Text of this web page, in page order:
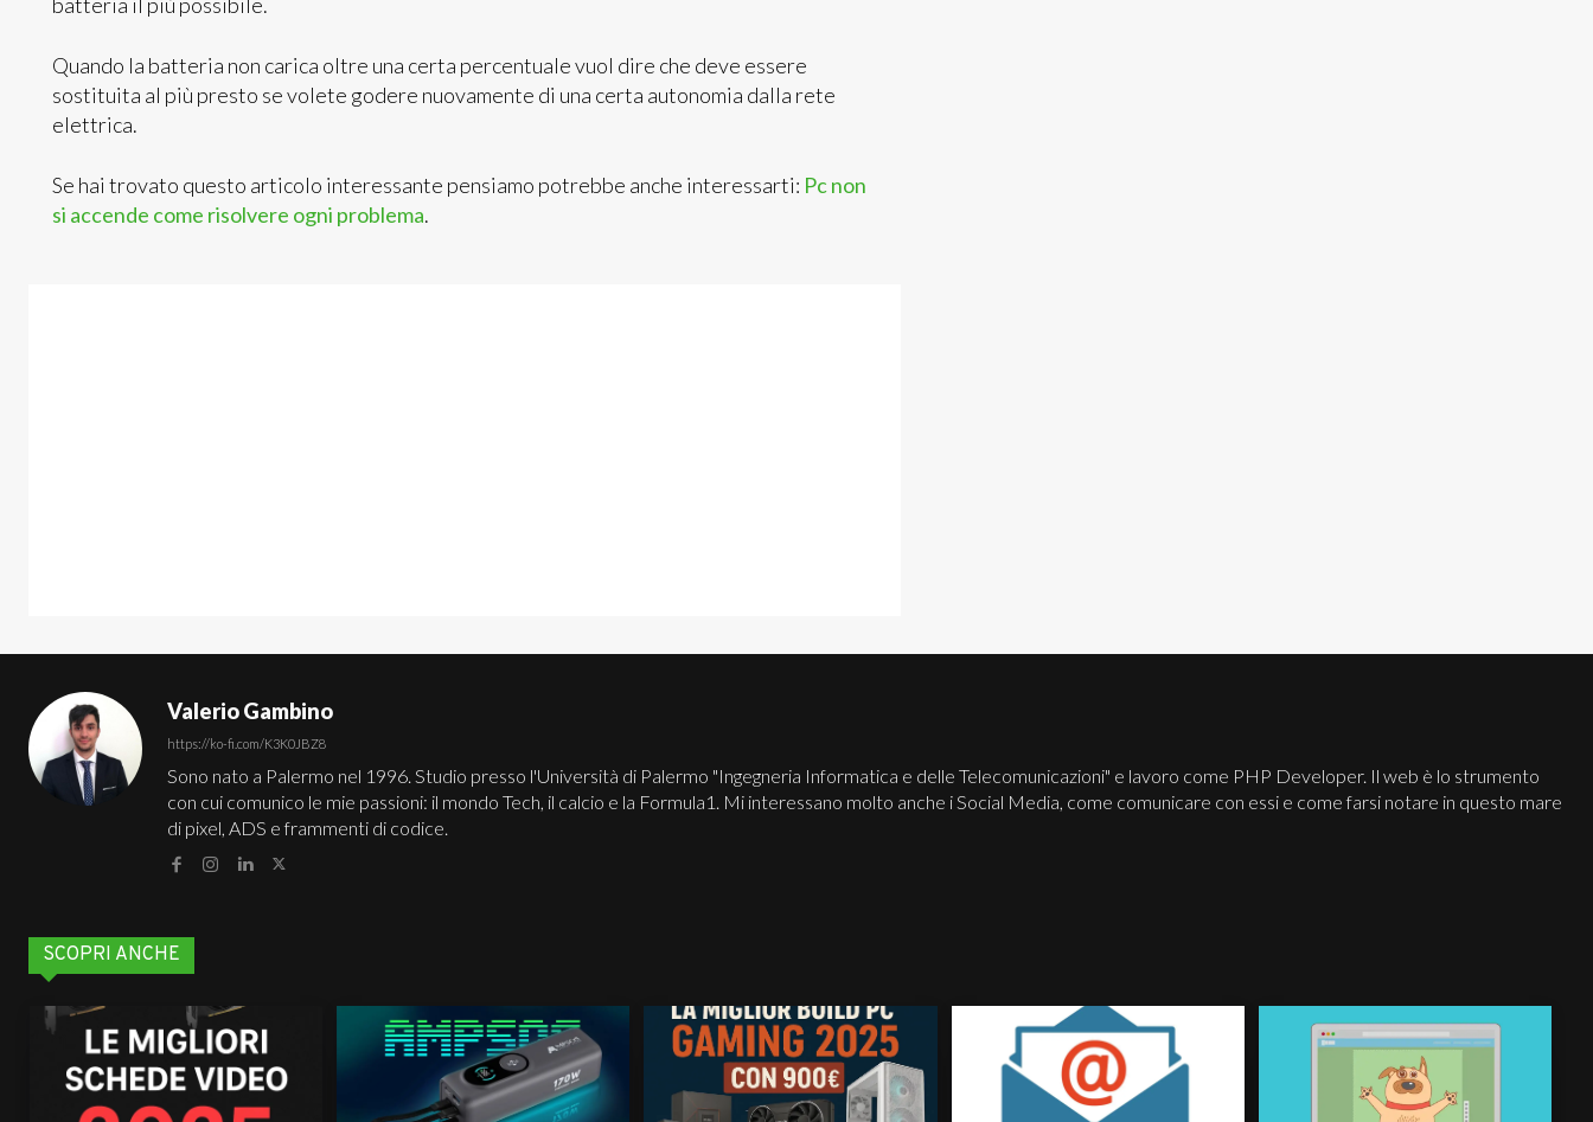
Quando la batteria non carica oltre una certa percentuale vuol dire che deve essere
sostituita al più presto se volete godere nuovamente di una certa autonomia dalla rete
elettrica.
Se hai trovato questo articolo interessante pensiamo potrebbe anche interessarti: Pc non
si accende come risolvere ogni problema.
Valerio Gambino
https://ko-fi.com/K3K0JBZ8
Sono nato a Palermo nel 1996. Studio presso l'Università di Palermo "Ingegneria Informatica e delle Telecomunicazioni" e lavoro come PHP Developer. Il web è lo strumento
con cui comunico le mie passioni: il mondo Tech, il calcio e la Formula1. Mi interessano molto anche i Social Media, come comunicare con essi e come farsi notare in questo mare
di pixel, ADS e frammenti di codice.
SCOPRI ANCHE